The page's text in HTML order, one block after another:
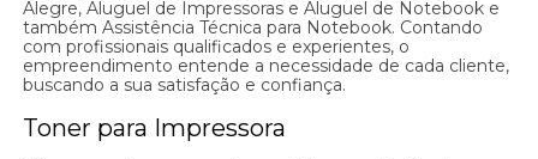
Alegre, Aluguel de Impressoras e Aluguel de Notebook e
também Assistência Técnica para Notebook. Contando
com profissionais qualificados e experientes, o
empreendimento entende a necessidade de cada cliente,
buscando a sua satisfação e confiança.
Toner para Impressora